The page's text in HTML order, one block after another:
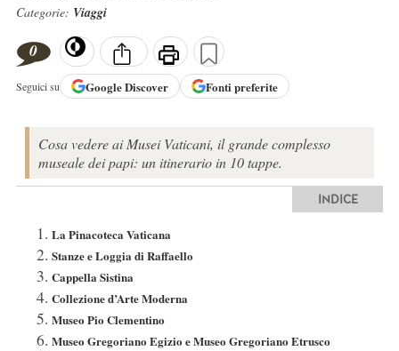
Categorie: Viaggi
0
Seguici su GoogleDiscover Fonti preferite
Cosa vedere ai Musei Vaticani, il grande complesso
museale dei papi: un itinerario in 10 tappe.
INDICE
La Pinacoteca Vaticana
Stanze e Loggia di Raffaello
Cappella Sistina
Collezione d’Arte Moderna
Museo Pio Clementino
Museo Gregoriano Egizio e Museo Gregoriano Etrusco